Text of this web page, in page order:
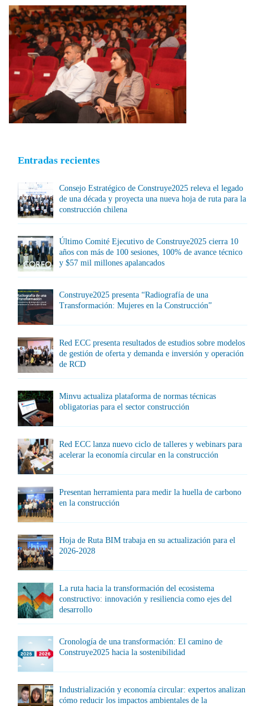
Entradas recientes
Consejo Estratégico de Construye2025 releva el legado
de una década y proyecta una nueva hoja de ruta para la
construcción chilena
Último Comité Ejecutivo de Construye2025 cierra 10
años con más de 100 sesiones, 100% de avance técnico
y $57 mil millones apalancados
Construye2025 presenta “Radiografía de una
Transformación: Mujeres en la Construcción”
Red ECC presenta resultados de estudios sobre modelos
de gestión de oferta y demanda e inversión y operación
de RCD
Minvu actualiza plataforma de normas técnicas
obligatorias para el sector construcción
Red ECC lanza nuevo ciclo de talleres y webinars para
acelerar la economía circular en la construcción
Presentan herramienta para medir la huella de carbono
en la construcción
Hoja de Ruta BIM trabaja en su actualización para el
2026-2028
La ruta hacia la transformación del ecosistema
constructivo: innovación y resiliencia como ejes del
desarrollo
Cronología de una transformación: El camino de
Construye2025 hacia la sostenibilidad
Industrialización y economía circular: expertos analizan
cómo reducir los impactos ambientales de la